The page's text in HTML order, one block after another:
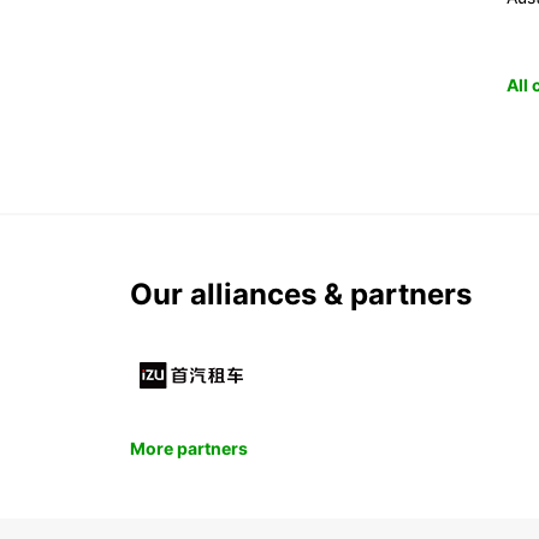
All
Our alliances & partners
More partners